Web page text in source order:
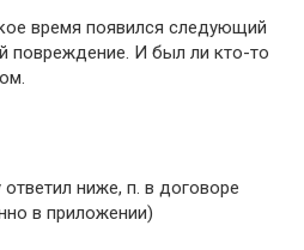
время появился следующий
повреждение. И был ли кто-то
ниже, п. в договоре
в приложении)